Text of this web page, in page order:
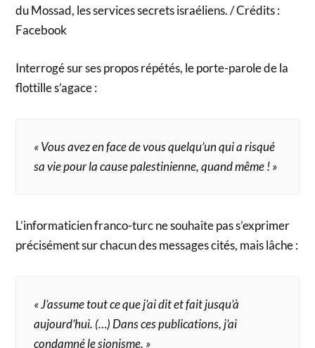
du Mossad, les services secrets israéliens. / Crédits :
Facebook
Interrogé sur ses propos répétés, le porte-parole de la
flottille s’agace :
« Vous avez en face de vous quelqu’un qui a risqué
sa vie pour la cause palestinienne, quand même ! »
L’informaticien franco-turc ne souhaite pas s’exprimer
précisément sur chacun des messages cités, mais lâche :
« J’assume tout ce que j’ai dit et fait jusqu’à
aujourd’hui. (…) Dans ces publications, j’ai
condamné le sionisme. »